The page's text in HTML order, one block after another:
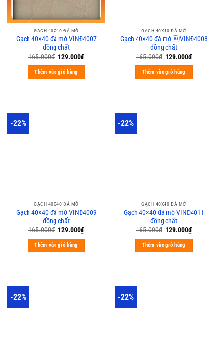
GẠCH 40X40 ĐÁ MỜ
Gạch 40×40 đá mờ VINĐ4007
đồng chất
165.000₫ 129.000₫
Thêm vào giỏ hàng
GẠCH 40X40 ĐÁ MỜ
Gạch 40×40 đá mờ VINĐ4008
đồng chất
165.000₫ 129.000₫
Thêm vào giỏ hàng
-22%
GẠCH 40X40 ĐÁ MỜ
Gạch 40×40 đá mờ VINĐ4009
đồng chất
165.000₫ 129.000₫
Thêm vào giỏ hàng
-22%
GẠCH 40X40 ĐÁ MỜ
Gạch 40×40 đá mờ VINĐ4011
đồng chất
165.000₫ 129.000₫
Thêm vào giỏ hàng
-22% -22%